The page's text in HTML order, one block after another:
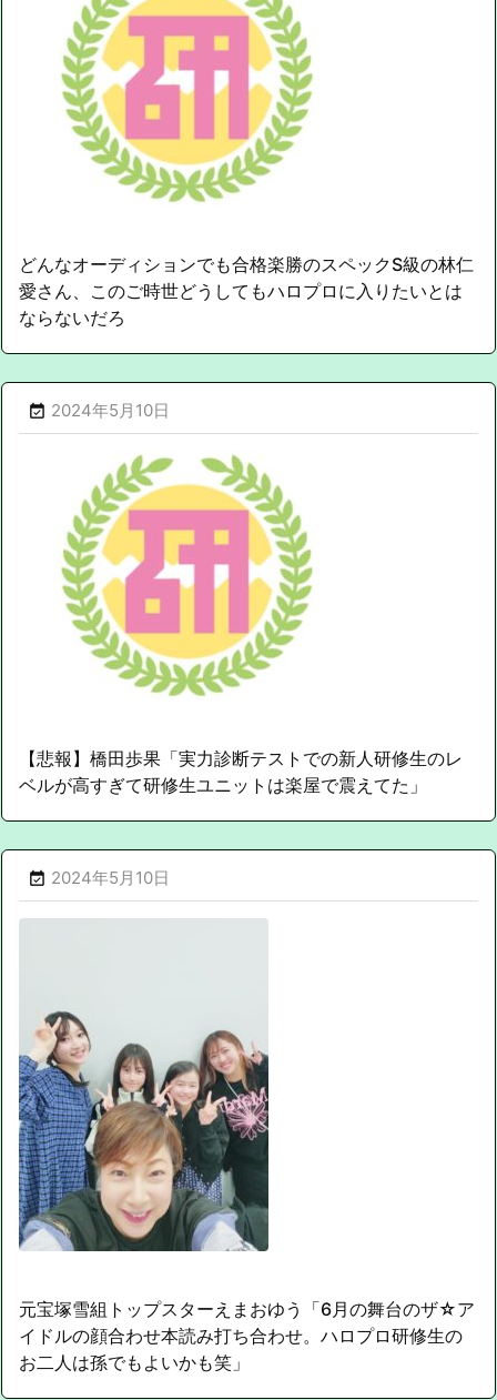
どんなオーディションでも合格楽勝のスペックS級の林仁
愛さん、このご時世どうしてもハロプロに入りたいとは
ならないだろ
 2024年5月10日
【悲報】橋田歩果「実力診断テストでの新人研修生のレ
ベルが高すぎて研修生ユニットは楽屋で震えてた」
 2024年5月10日
元宝塚雪組トップスターえまおゆう「6月の舞台のザ☆ア
イドルの顔合わせ本読み打ち合わせ。ハロプロ研修生の
お二人は孫でもよいかも笑」